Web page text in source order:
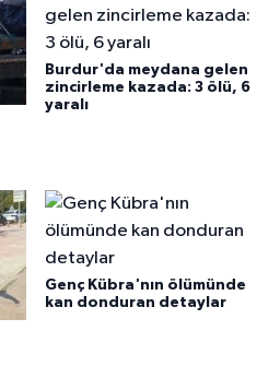
Burdur'da meydana gelen
zincirleme kazada: 3 ölü, 6
yaralı
Genç Kübra'nın ölümünde
kan donduran detaylar